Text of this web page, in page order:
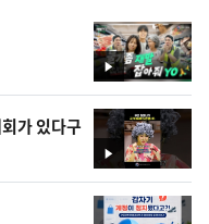
영
상
영
상
가 있다구